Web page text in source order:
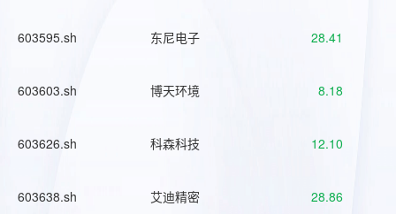
603595.sh 东尼电子 28.41
603603.sh 博天环境 8.18
603626.sh 科森科技 12.10
603638.sh 艾迪精密 28.86